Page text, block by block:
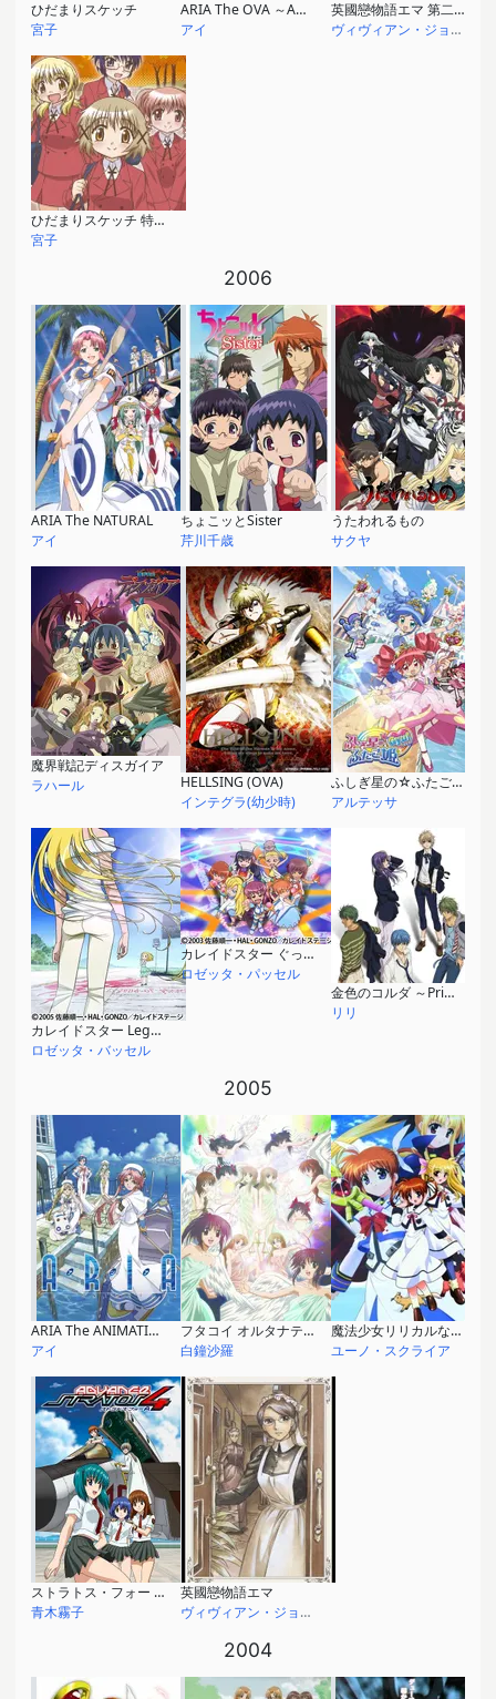
ひだまりスケッチ
宮子
ARIA The OVA ～ARIETTA～
アイ
英國戀物語エマ 第二幕
ヴィヴィアン・ジョーンズ
ひだまりスケッチ 特別編
宮子
2006
ARIA The NATURAL
アイ
ちょこッとSister
芹川千歳
うたわれるもの
サクヤ
魔界戦記ディスガイア
ラハール
HELLSING (OVA)
インテグラ(幼少時)
ふしぎ星の☆ふたご姫 Gyu！
アルテッサ
カレイドスター Legend of phoenix～レイラ・ハミルトン物語～
ロゼッタ・バッセル
カレイドスター ぐっどだよ！ぐぅーっど！
ロゼッタ・パッセル
金色のコルダ ～Primo Passo～
リリ
2005
ARIA The ANIMATION
アイ
フタコイ オルタナティブ
白鐘沙羅
魔法少女リリカルなのはA's
ユーノ・スクライア
ストラトス・フォー アドヴァンス
青木霧子
英國戀物語エマ
ヴィヴィアン・ジョーンズ
2004